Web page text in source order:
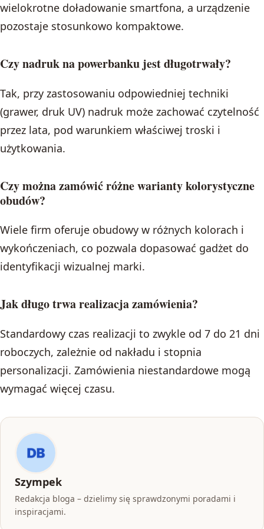
wielokrotne doładowanie smartfona, a urządzenie
pozostaje stosunkowo kompaktowe.
Czy nadruk na powerbanku jest długotrwały?
Tak, przy zastosowaniu odpowiedniej techniki
(grawer, druk UV) nadruk może zachować czytelność
przez lata, pod warunkiem właściwej troski i
użytkowania.
Czy można zamówić różne warianty kolorystyczne
obudów?
Wiele firm oferuje obudowy w różnych kolorach i
wykończeniach, co pozwala dopasować gadżet do
identyfikacji wizualnej marki.
Jak długo trwa realizacja zamówienia?
Standardowy czas realizacji to zwykle od 7 do 21 dni
roboczych, zależnie od nakładu i stopnia
personalizacji. Zamówienia niestandardowe mogą
wymagać więcej czasu.
Szympek
Redakcja bloga – dzielimy się sprawdzonymi poradami i
inspiracjami.